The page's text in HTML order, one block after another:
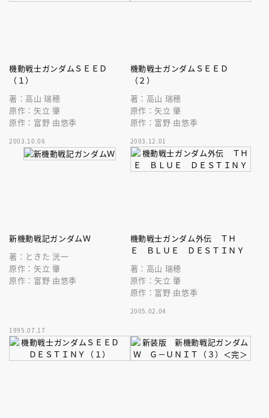
機動戦士ガンダムＳＥＥＤ
（１）
著：高山 瑞穂
原作：矢立 肇
原作：富野 由悠季
2003.10.06
機動戦士ガンダムＳＥＥＤ
（２）
著：高山 瑞穂
原作：矢立 肇
原作：富野 由悠季
2003.12.01
新機動戦記ガンダムＷ
著：ときた 洸一
原作：矢立 肇
原作：富野 由悠季
1995.07.17
機動戦士ガンダム外伝 ＴＨ
Ｅ ＢＬＵＥ ＤＥＳＴＩＮＹ
著：高山 瑞穂
原作：矢立 肇
原作：富野 由悠季
2005.02.04